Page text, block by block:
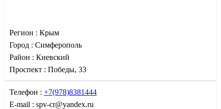
Регион : Крым
Город : Симферополь
Район : Киевский
Проспект : Победы, 33
Телефон : +7(978)8381444
E-mail : spv-cr@yandex.ru